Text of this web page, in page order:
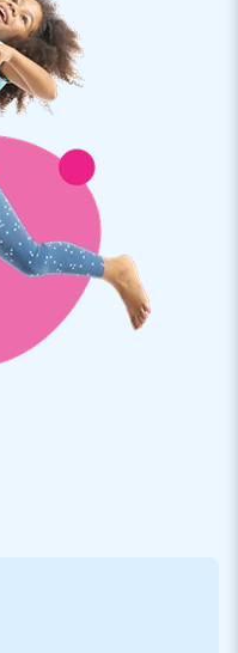
blower,
en een duidelijke
mooie beleving.
verstevigd en
van sterk, hoge kwaliteit
eenvoudig schoon te
wordt tevens door
lever jij met dit
brandweer en bezorg
ook voor JB
Zij noemen ons